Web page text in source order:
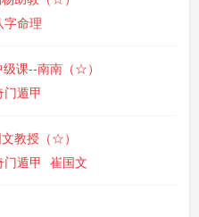
字命理
课--南南（☆）
门遁甲
教授（☆）
门遁甲 崔国文